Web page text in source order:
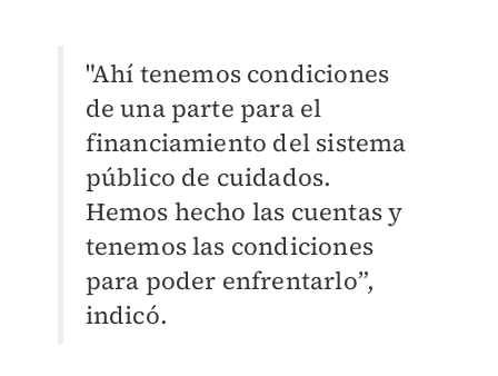
"Ahí tenemos condiciones
de una parte para el
financiamiento del sistema
público de cuidados.
Hemos hecho las cuentas y
tenemos las condiciones
para poder enfrentarlo”,
indicó.